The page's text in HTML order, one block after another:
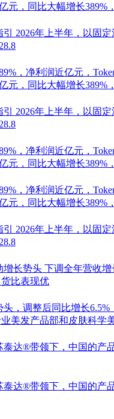
元，同比大幅增长389%
2026年上半年，以固
，净利润近亿元，
元，同比大幅增长389%
2026年上半年，以固
，净利润近亿元，
元，同比大幅增长389%
，净利润近亿元，
元，同比大幅增长389%
2026年上半年，以固
增长势头 下调全年营收增
比表现优
，调整后同比增长6.5%
美发产品部和皮肤科学
达®带领下，中国的产
达®带领下，中国的产